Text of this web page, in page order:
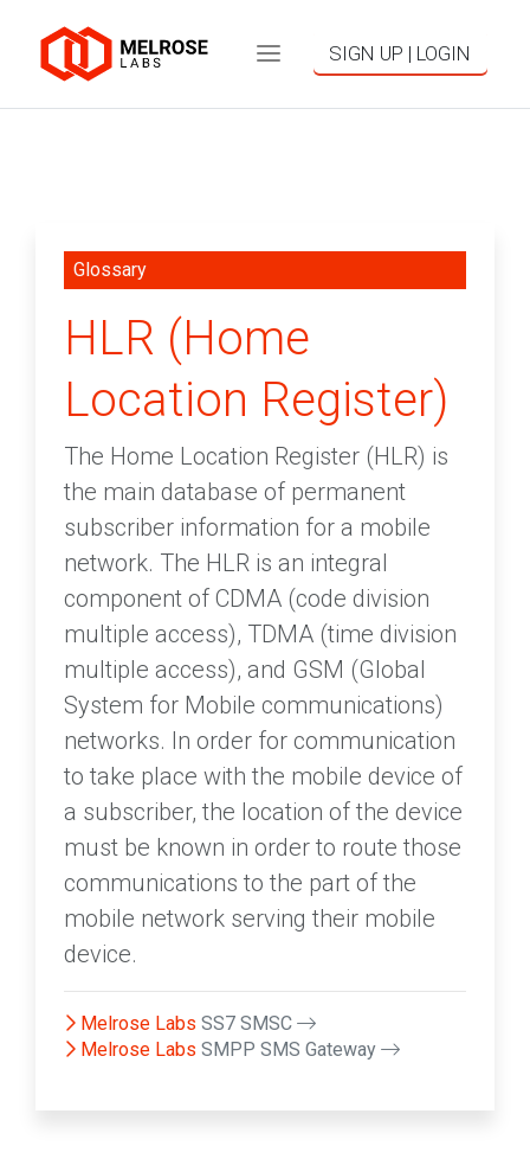
SIGN UP | LOGIN
Glossary
HLR (Home
Location Register)
The Home Location Register (HLR) is
the main database of permanent
subscriber information for a mobile
network. The HLR is an integral
component of CDMA (code division
multiple access), TDMA (time division
multiple access), and GSM (Global
System for Mobile communications)
networks. In order for communication
to take place with the mobile device of
a subscriber, the location of the device
must be known in order to route those
communications to the part of the
mobile network serving their mobile
device.
Melrose Labs SS7 SMSC
Melrose Labs SMPP SMS Gateway